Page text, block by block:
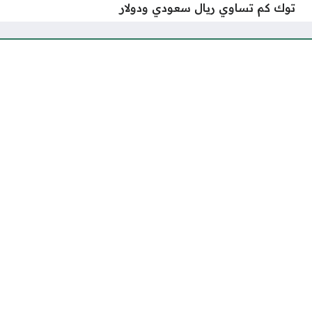
توك كم تساوي ريال سعودي ودولار